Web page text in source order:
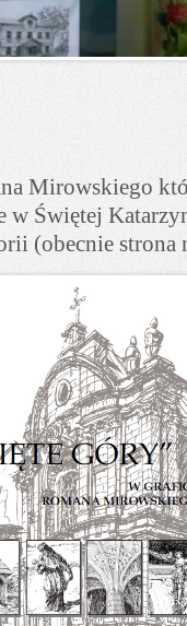
Mirowskiego
w Świętej
(obecnie strona